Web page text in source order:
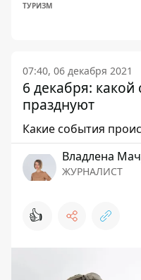
ТУРИЗМ
07:40, 06 декабря 2021
6 декабря: какой
празднуют
Какие события
Владлена
ЖУРНАЛИСТ
👍